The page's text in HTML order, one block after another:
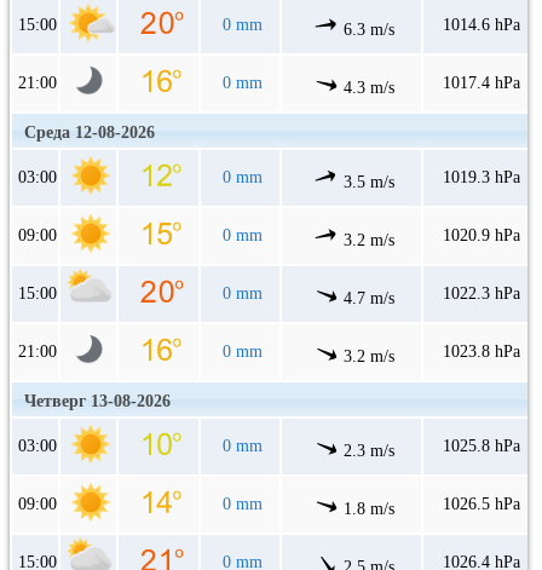
15:00 0 mm 6.3 m/s 1014.6 hPa
21:00 0 mm 4.3 m/s 1017.4 hPa
Среда 12-08-2026
03:00 0 mm 3.5 m/s 1019.3 hPa
09:00 0 mm 3.2 m/s 1020.9 hPa
15:00 0 mm 4.7 m/s 1022.3 hPa
21:00 0 mm 3.2 m/s 1023.8 hPa
Четверг 13-08-2026
03:00 0 mm 2.3 m/s 1025.8 hPa
09:00 0 mm 1.8 m/s 1026.5 hPa
15:00 0 mm 1026.4 hPa